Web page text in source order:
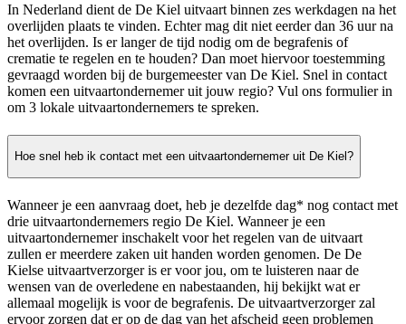
In Nederland dient de De Kiel uitvaart binnen zes werkdagen na het
overlijden plaats te vinden. Echter mag dit niet eerder dan 36 uur na
het overlijden. Is er langer de tijd nodig om de begrafenis of
crematie te regelen en te houden? Dan moet hiervoor toestemming
gevraagd worden bij de burgemeester van De Kiel. Snel in contact
komen een uitvaartondernemer uit jouw regio? Vul ons formulier in
om 3 lokale uitvaartondernemers te spreken.
Hoe snel heb ik contact met een uitvaartondernemer uit De Kiel?
Wanneer je een aanvraag doet, heb je dezelfde dag* nog contact met
drie uitvaartondernemers regio De Kiel. Wanneer je een
uitvaartondernemer inschakelt voor het regelen van de uitvaart
zullen er meerdere zaken uit handen worden genomen. De De
Kielse uitvaartverzorger is er voor jou, om te luisteren naar de
wensen van de overledene en nabestaanden, hij bekijkt wat er
allemaal mogelijk is voor de begrafenis. De uitvaartverzorger zal
ervoor zorgen dat er op de dag van het afscheid geen problemen